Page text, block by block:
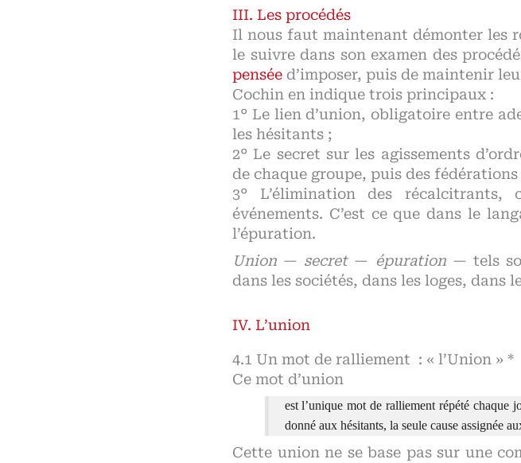
Les procédés
Il nous faut maintenant démonter les
le suivre dans son examen des
pensée d’imposer, puis de maintenir
Cochin en indique trois principaux :
1° Le lien d’union, obligatoire entre
les hésitants ;
2° Le secret sur les agissements
de chaque groupe, puis des fédérations
3° L’élimination des
événements. C’est ce que dans le
l’épuration.
Union — secret— épuration— tels
dans les sociétés, dans les loges, dans
L’union
Un mot de ralliement : « l’Union » *
Ce mot d’union
est l’unique mot de ralliement répété chaque
donné aux hésitants, la seule cause assignée
Cette union ne se base pas sur une